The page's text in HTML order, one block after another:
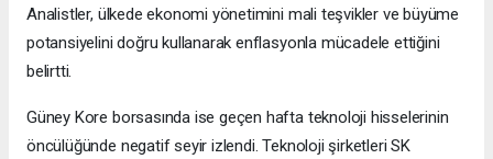
Analistler, ülkede ekonomi yönetimini mali teşvikler ve büyüme
potansiyelini doğru kullanarak enflasyonla mücadele ettiğini
belirtti.
Güney Kore borsasında ise geçen hafta teknoloji hisselerinin
öncülüğünde negatif seyir izlendi. Teknoloji şirketleri SK